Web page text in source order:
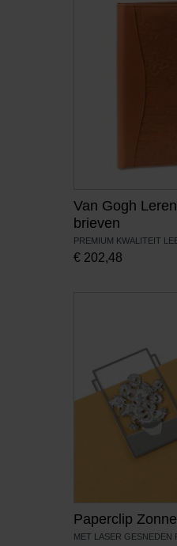
Van Gogh
brieven
PREMIUM KWALITEIT
€ 202,48
Paperclip
MET LASER GESNEDEN